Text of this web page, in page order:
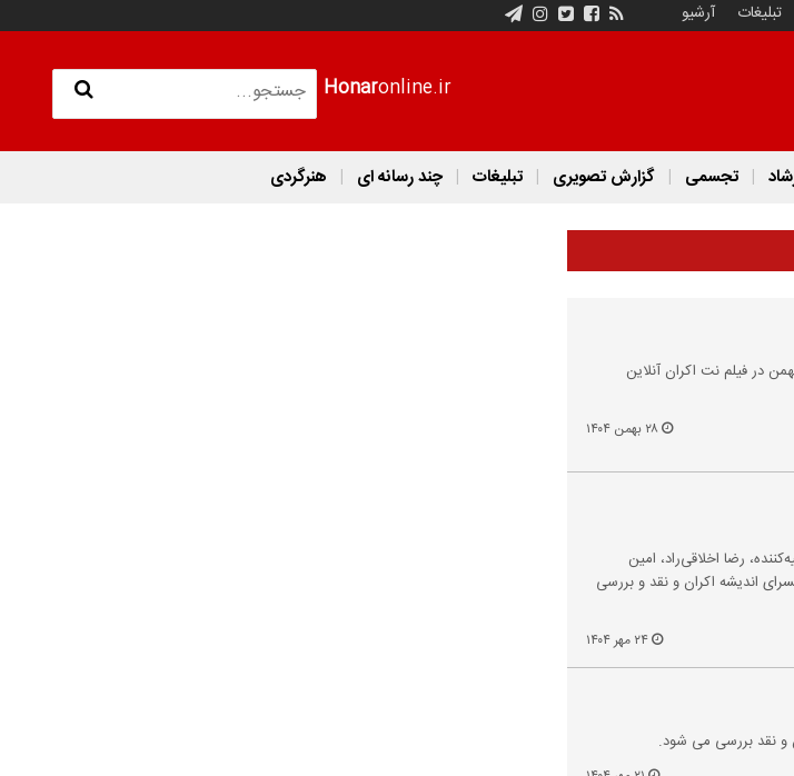
تبلیغات آرشیو
Honaronline.ir
تجسمی گزارش تصویری تبلیغات چند رسانه ای هنرگردی
که برف آمد» به کارگردانی نسیم فروغ از سه‌شنبه ۲۸ بهمن در فیلم نت اکران آنلاین
رضا اخلاقی‌راد، امین
اندیشه اکران و نقد و بررسی
۲۴ مهر ۱۴۰۴
و نقد بررسی می شود.